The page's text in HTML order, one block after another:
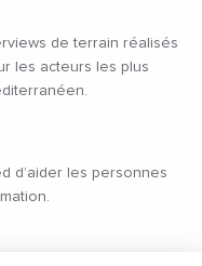
de terrain réalisés
les acteurs les plus
d’aider les personnes